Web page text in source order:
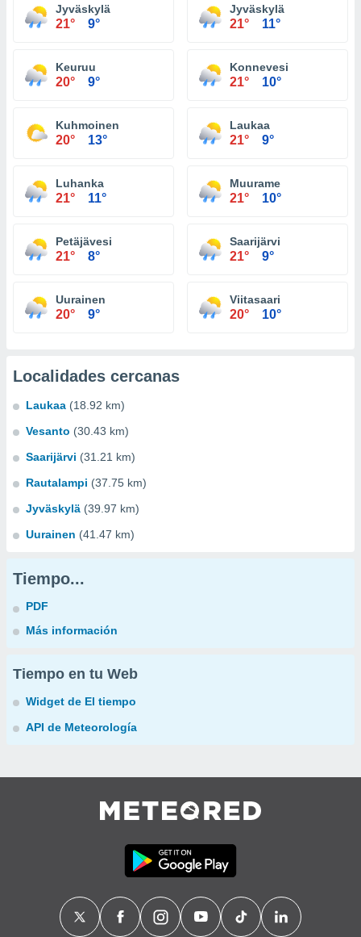
Jyväskylä
21° 9°
Jyväskylä
21° 11°
Keuruu
20° 9°
Konnevesi
21° 10°
Kuhmoinen
20° 13°
Laukaa
21° 9°
Luhanka
21° 11°
Muurame
21° 10°
Petäjävesi
21° 8°
Saarijärvi
21° 9°
Uurainen
20° 9°
Viitasaari
20° 10°
Localidades cercanas
Laukaa (18.92 km)
Vesanto (30.43 km)
Saarijärvi (31.21 km)
Rautalampi (37.75 km)
Jyväskylä (39.97 km)
Uurainen (41.47 km)
Tiempo...
PDF
Más información
Tiempo en tu Web
Widget de El tiempo
API de Meteorología